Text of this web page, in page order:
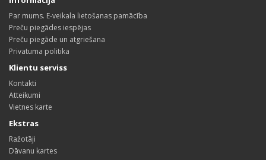
Par mums. E-veikala lietošanas pamācība
Preču piegādes iespējas
Preču piegāde un atgriešana
Privatuma politika
Klientu serviss
Kontakti
Atteikumi
Vietnes karte
Ekstras
Ražotāji
Dāvanu kartes